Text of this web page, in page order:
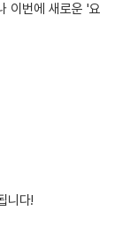
이번에 새로운 '요
니다!